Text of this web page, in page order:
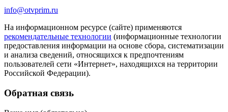
info@otvprim.ru
На информационном ресурсе (сайте) применяются
рекомендательные технологии (информационные технологии
предоставления информации на основе сбора, систематизации
и анализа сведений, относящихся к предпочтениям
пользователей сети «Интернет», находящихся на территории
Российской Федерации).
Обратная связь